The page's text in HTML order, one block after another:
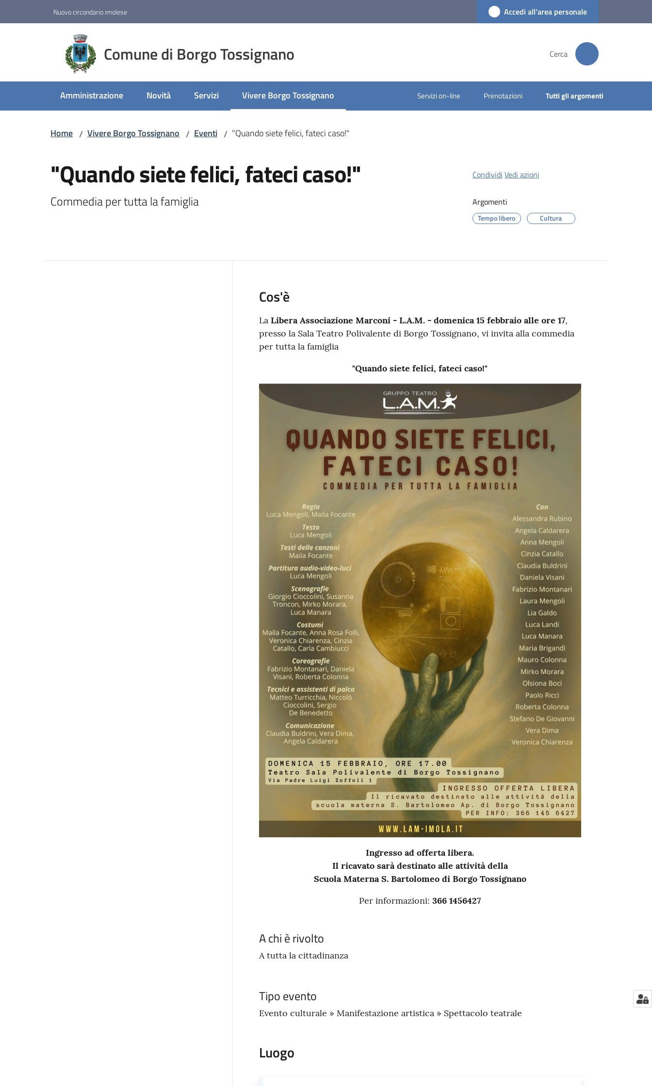
Nuovo circondario imolese Accedi all'area personale
Comune di Borgo Tossignano Cerca
Amministrazione Novità Servizi Vivere Borgo Tossignano
Menu selezionato Servizi on-line Prenotazioni Tutti gli argomenti
Home / Vivere Borgo Tossignano / Eventi / "Quando siete felici, fateci caso!"
"Quando siete felici, fateci caso!"
Commedia per tutta la famiglia
Condividi Vedi azioni
Argomenti
Tempo libero Cultura
Cos'è
La Libera Associazione Marconi - L.A.M. - domenica 15 febbraio alle ore 17,
presso la Sala Teatro Polivalente di Borgo Tossignano, vi invita alla commedia
per tutta la famiglia
"Quando siete felici, fateci caso!"
Ingresso ad offerta libera.
Il ricavato sarà destinato alle attività della
Scuola Materna S. Bartolomeo di Borgo Tossignano
Per informazioni: 366 1456427
A chi è rivolto
A tutta la cittadinanza
Tipo evento
Evento culturale » Manifestazione artistica » Spettacolo teatrale
Luogo